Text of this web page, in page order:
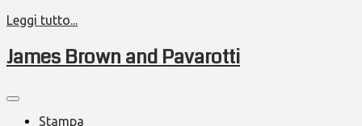
Leggi tutto...
James Brown and Pavarotti
Stampa